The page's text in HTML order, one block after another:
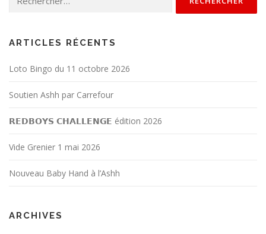
ARTICLES RÉCENTS
Loto Bingo du 11 octobre 2026
Soutien Ashh par Carrefour
𝗥𝗘𝗗𝗕𝗢𝗬𝗦 𝗖𝗛𝗔𝗟𝗟𝗘𝗡𝗚𝗘 édition 2026
Vide Grenier 1 mai 2026
Nouveau Baby Hand à l’Ashh
ARCHIVES